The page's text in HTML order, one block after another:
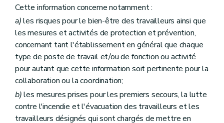
Cette information concerne notamment :
a)les risques pour le bien-être des travailleurs ainsi que
les mesures et activités de protection et prévention,
concernant tant l'établissement en général que chaque
type de poste de travail et/ou de fonction ou activité
pour autant que cette information soit pertinente pour la
collaboration ou la coordination;
b)les mesures prises pour les premiers secours, la lutte
contre l'incendie et l'évacuation des travailleurs et les
travailleurs désignés qui sont chargés de mettre en